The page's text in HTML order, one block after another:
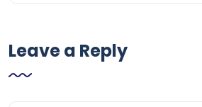
Leave a Reply